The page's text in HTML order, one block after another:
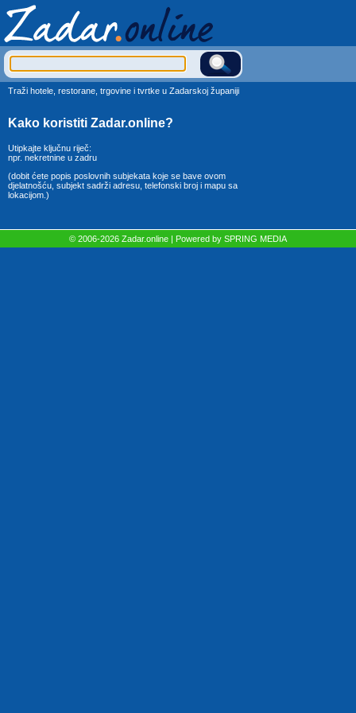
Traži hotele, restorane, trgovine i tvrtke u Zadarskoj županiji
Kako koristiti Zadar.online?
Utipkajte ključnu riječ:
npr. nekretnine u zadru
(dobit ćete popis poslovnih subjekata koje se bave ovom
djelatnošću, subjekt sadrži adresu, telefonski broj i mapu sa
lokacijom.)
© 2006-2026 Zadar.online | Powered by SPRING MEDIA